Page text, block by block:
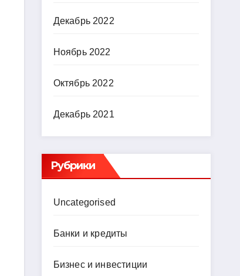
Декабрь 2022
Ноябрь 2022
Октябрь 2022
Декабрь 2021
Рубрики
Uncategorised
Банки и кредиты
Бизнес и инвестиции